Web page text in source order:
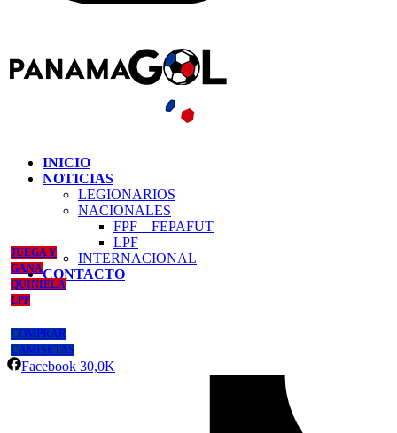
INICIO
NOTICIAS
LEGIONARIOS
NACIONALES
FPF – FEPAFUT
LPF
INTERNACIONAL
CONTACTO
JUEGA Y
GANA
QUINIELA
LPF
COMPRAR
CAMISETAS
Facebook 30,0K